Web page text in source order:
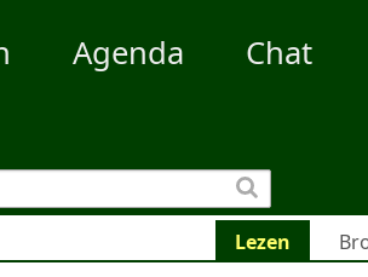
Agenda Chat
Lezen